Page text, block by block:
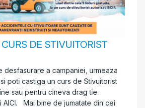
DE STIVUITORIST
desfasurare a campaniei, urmeaza
poti castiga un curs de Stivuitorist
sau pentru cineva drag tie.
AICI. Mai bine de jumatate din cei